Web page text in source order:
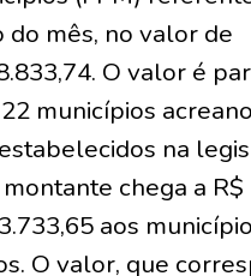
do mês, no valor de
O valor é
municípios
na
montante chega a R$
aos
O valor, que